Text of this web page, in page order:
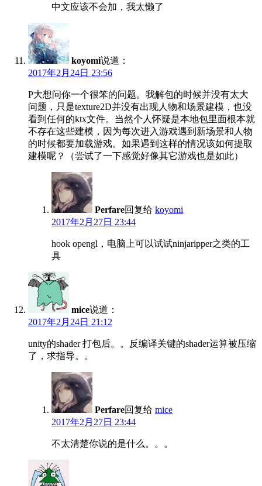
中文应该不会加，我太懒了
koyomi说道：
2017年2月24日 23:56
P大想问你一个很笨的问题。我解包的时候并没有太大
问题，只是texture2D并没有出现人物和场景建模，也没
看到任何的ktx文件。当然个人怀疑是本地包里面根本就
不存在这些建模，因为每次进入游戏遇到新场景和人物
的时候都要加载游戏。如果遇到这样的情况该如何提取
建模呢？（尝试了一下感觉好像其它游戏也是如此）
Perfare回复给 koyomi
2017年2月27日 23:44
hook opengl，电脑上可以试试ninjaripper之类的工
具
mice说道：
2017年2月24日 21:12
unity的shader 打包后。。反编译关键的shader运算被压缩
了，求指导。。
Perfare回复给 mice
2017年2月27日 23:44
不太清楚你说的是什么。。。